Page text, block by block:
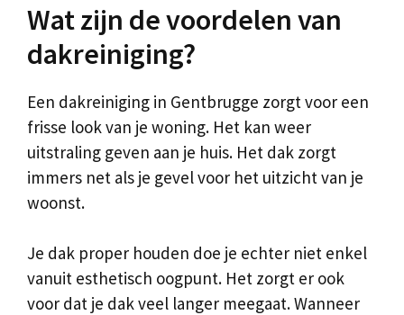
Wat zijn de voordelen van
dakreiniging?
Een dakreiniging in Gentbrugge zorgt voor een
frisse look van je woning. Het kan weer
uitstraling geven aan je huis. Het dak zorgt
immers net als je gevel voor het uitzicht van je
woonst.
Je dak proper houden doe je echter niet enkel
vanuit esthetisch oogpunt. Het zorgt er ook
voor dat je dak veel langer meegaat. Wanneer